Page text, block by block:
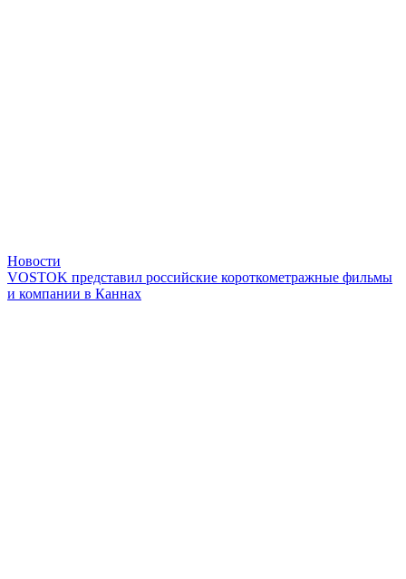
Новости
VOSTOK представил российские короткометражные фильмы
и компании в Каннах